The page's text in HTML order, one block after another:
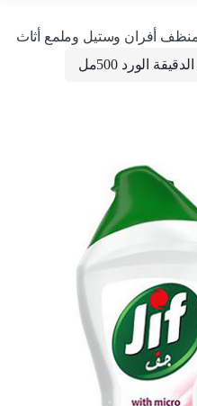
أفران وستيل وملمع أثاث
الورد 500مل